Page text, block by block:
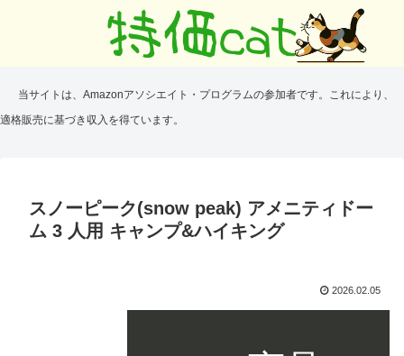
当サイトは、Amazonアソシエイト・プログラムの参加者です。これにより、
適格販売に基づき収入を得ています。
スノーピーク(snow peak) アメニティドー
ム 3 人用 キャンプ&ハイキング
2026.02.05